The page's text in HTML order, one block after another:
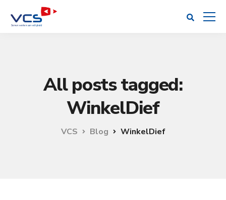
All posts tagged:
WinkelDief
VCS Blog WinkelDief